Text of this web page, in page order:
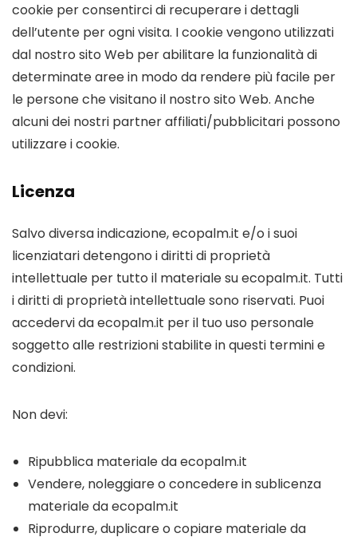
cookie per consentirci di recuperare i dettagli
dell’utente per ogni visita. I cookie vengono utilizzati
dal nostro sito Web per abilitare la funzionalità di
determinate aree in modo da rendere più facile per
le persone che visitano il nostro sito Web. Anche
alcuni dei nostri partner affiliati/pubblicitari possono
utilizzare i cookie.
Licenza
Salvo diversa indicazione, ecopalm.it e/o i suoi
licenziatari detengono i diritti di proprietà
intellettuale per tutto il materiale su ecopalm.it. Tutti
i diritti di proprietà intellettuale sono riservati. Puoi
accedervi da ecopalm.it per il tuo uso personale
soggetto alle restrizioni stabilite in questi termini e
condizioni.
Non devi:
Ripubblica materiale da ecopalm.it
Vendere, noleggiare o concedere in sublicenza
materiale da ecopalm.it
Riprodurre, duplicare o copiare materiale da